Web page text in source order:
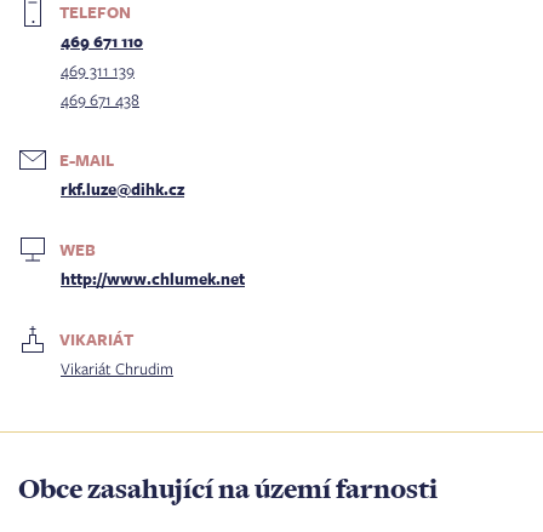
TELEFON
469 671 110
469 311 139
469 671 438
E-MAIL
rkf.luze@dihk.cz
WEB
http://www.chlumek.net
VIKARIÁT
Vikariát Chrudim
Obce zasahující na území farnosti